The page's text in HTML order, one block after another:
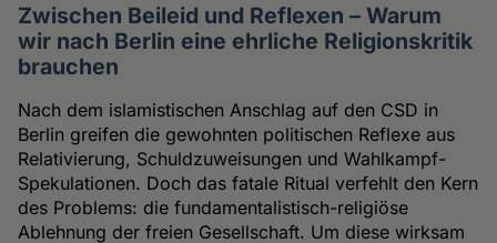
Zwischen Beileid und Reflexen – Warum
wir nach Berlin eine ehrliche Religionskritik
brauchen
Nach dem islamistischen Anschlag auf den CSD in
Berlin greifen die gewohnten politischen Reflexe aus
Relativierung, Schuldzuweisungen und Wahlkampf-
Spekulationen. Doch das fatale Ritual verfehlt den Kern
des Problems: die fundamentalistisch-religiöse
Ablehnung der freien Gesellschaft. Um diese wirksam